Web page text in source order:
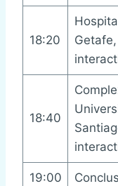
18:20
18:40
19:00